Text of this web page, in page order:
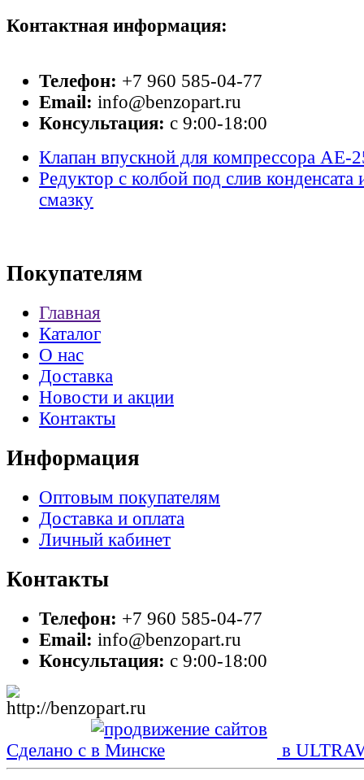
Контактная информация:
Телефон: +7 960 585-04-77
Email: info@benzopart.ru
Консультация: с 9:00-18:00
Клапан впускной для компрессора AE-
Редуктор с колбой под слив конденсата
смазку
Покупателям
Главная
Каталог
О нас
Доставка
Новости и акции
Контакты
Информация
Оптовым покупателям
Доставка и оплата
Личный кабинет
Контакты
Телефон: +7 960 585-04-77
Email: info@benzopart.ru
Консультация: с 9:00-18:00
Сделано с в